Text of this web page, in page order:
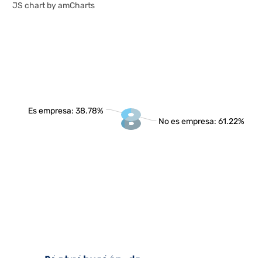
Es empresa: 38.78%
No es empresa: 61.22%
JS chart by amCharts